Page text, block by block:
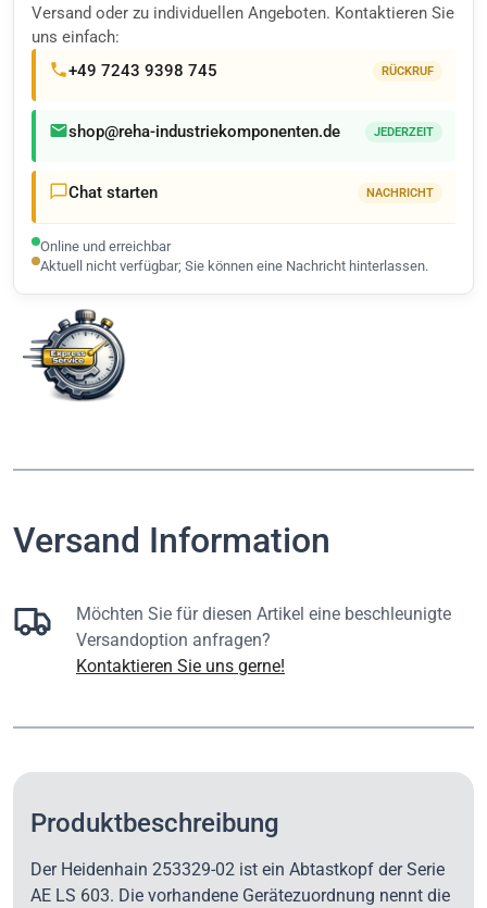
Versand oder zu individuellen Angeboten. Kontaktieren Sie
uns einfach:
+49 7243 9398 745
RÜCKRUF
shop@reha-industriekomponenten.de JEDERZEIT
Chat starten NACHRICHT
Online und erreichbar
Aktuell nicht verfügbar; Sie können eine Nachricht hinterlassen.
Versand Information
Möchten Sie für diesen Artikel eine beschleunigte
Versandoption anfragen?
Kontaktieren Sie uns gerne!
Produktbeschreibung
Der Heidenhain 253329-02 ist ein Abtastkopf der Serie
AE LS 603. Die vorhandene Gerätezuordnung nennt die